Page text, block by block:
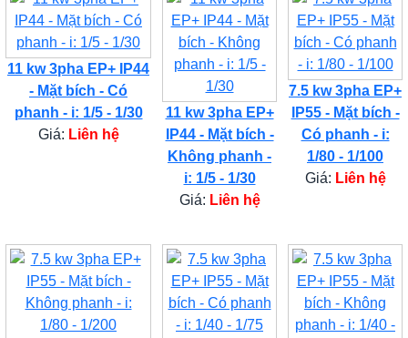
11 kw 3pha EP+ IP44
- Mặt bích - Có
phanh - i: 1/5 - 1/30
Giá: Liên hệ
11 kw 3pha EP+
IP44 - Mặt bích -
Không phanh -
i: 1/5 - 1/30
Giá: Liên hệ
7.5 kw 3pha EP+
IP55 - Mặt bích -
Có phanh - i:
1/80 - 1/100
Giá: Liên hệ